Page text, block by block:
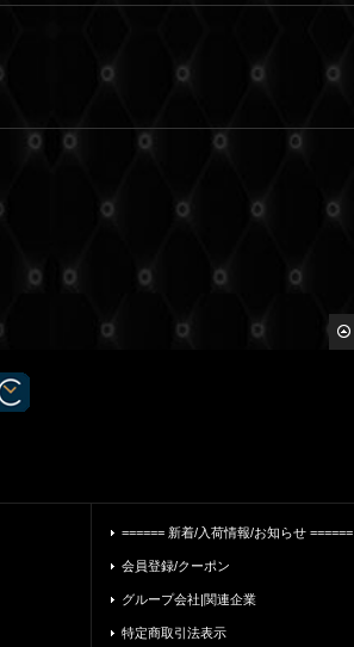
====== 新着/入荷情報/お知らせ ======
会員登録/クーポン
グループ会社|関連企業
特定商取引法表示